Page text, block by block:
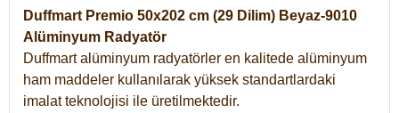
Duffmart Premio 50x202 cm (29 Dilim) Beyaz-9010
Alüminyum Radyatör
Duffmart alüminyum radyatörler en kalitede alüminyum
ham maddeler kullanılarak yüksek standartlardaki
imalat teknolojisi ile üretilmektedir.